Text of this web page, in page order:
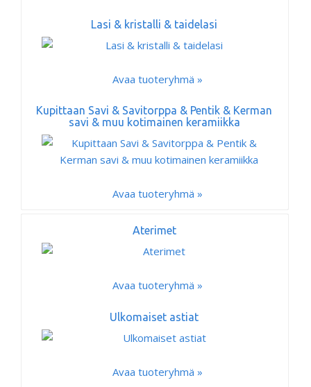
Lasi & kristalli & taidelasi
Avaa tuoteryhmä »
Kupittaan Savi & Savitorppa & Pentik & Kerman
savi & muu kotimainen keramiikka
Avaa tuoteryhmä »
Aterimet
Avaa tuoteryhmä »
Ulkomaiset astiat
Avaa tuoteryhmä »